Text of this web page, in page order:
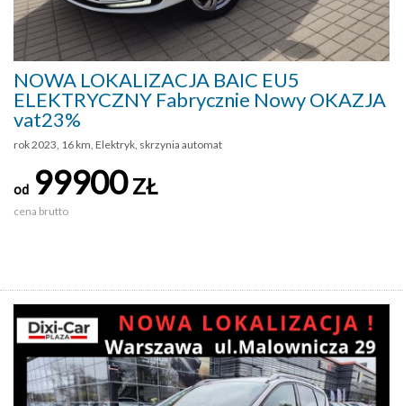
NOWA LOKALIZACJA BAIC EU5
ELEKTRYCZNY Fabrycznie Nowy OKAZJA
vat23%
rok 2023, 16 km, Elektryk, skrzynia automat
od 99900ZŁ
cena brutto